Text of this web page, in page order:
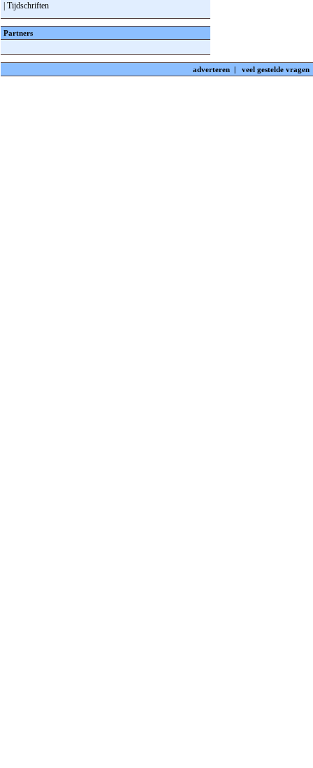
| Tijdschriften
Partners
adverteren | veel gestelde vragen